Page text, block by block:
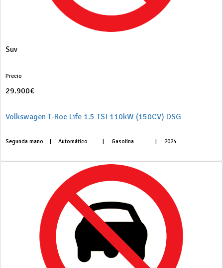
Suv
Precio
29.900€
Volkswagen T-Roc Life 1.5 TSI 110kW (150CV) DSG
Segunda mano Automático Gasolina 2024